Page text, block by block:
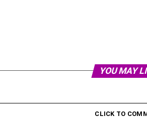
YOU MAY
CLICK TO